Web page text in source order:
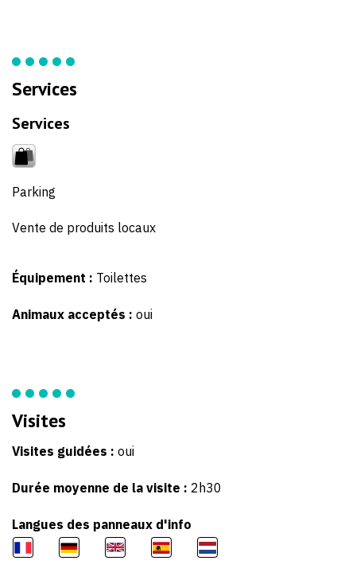
Services
Services
Parking
Vente de produits locaux
Équipement : Toilettes
Animaux acceptés : oui
Visites
Visites guidées : oui
Durée moyenne de la visite : 2h30
Langues des panneaux d'info